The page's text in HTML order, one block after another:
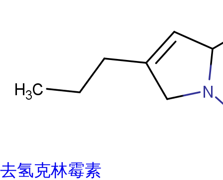
去氢克林霉素